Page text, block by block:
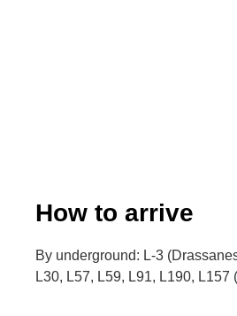
How to arrive
By underground: L-3
L30, L57, L59, L91, L190, L157